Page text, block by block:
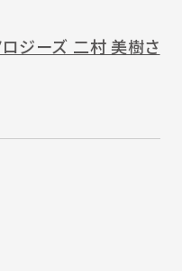
ジーズ 二村 美樹さ